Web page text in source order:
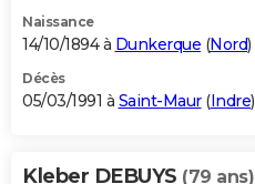
Naissance
14/10/1894 à Dunkerque (Nord)
Décès
05/03/1991 à Saint-Maur(Indre)
Kleber DEBUYS (79 ans)